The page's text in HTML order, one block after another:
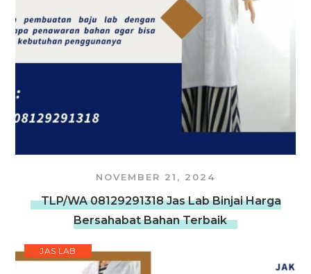
NOVEMBER 21, 2024
TLP/WA 08129291318 Jas Lab Binjai Harga
Bersahabat Bahan Terbaik
JAS LAB